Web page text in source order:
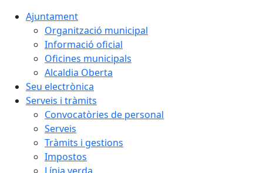
Ajuntament
Organització municipal
Informació oficial
Oficines municipals
Alcaldia Oberta
Seu electrònica
Serveis i tràmits
Convocatòries de personal
Serveis
Tràmits i gestions
Impostos